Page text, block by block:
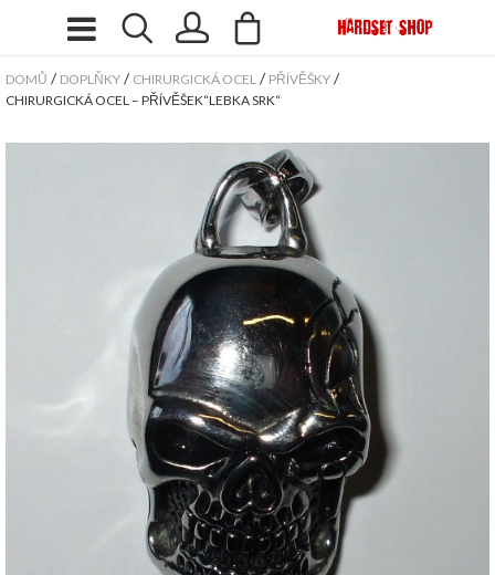
DOMŮ / DOPLŇKY / CHIRURGICKÁ OCEL / PŘÍVĚŠKY /
CHIRURGICKÁ OCEL – PŘÍVĚŠEK“LEBKA SRK“